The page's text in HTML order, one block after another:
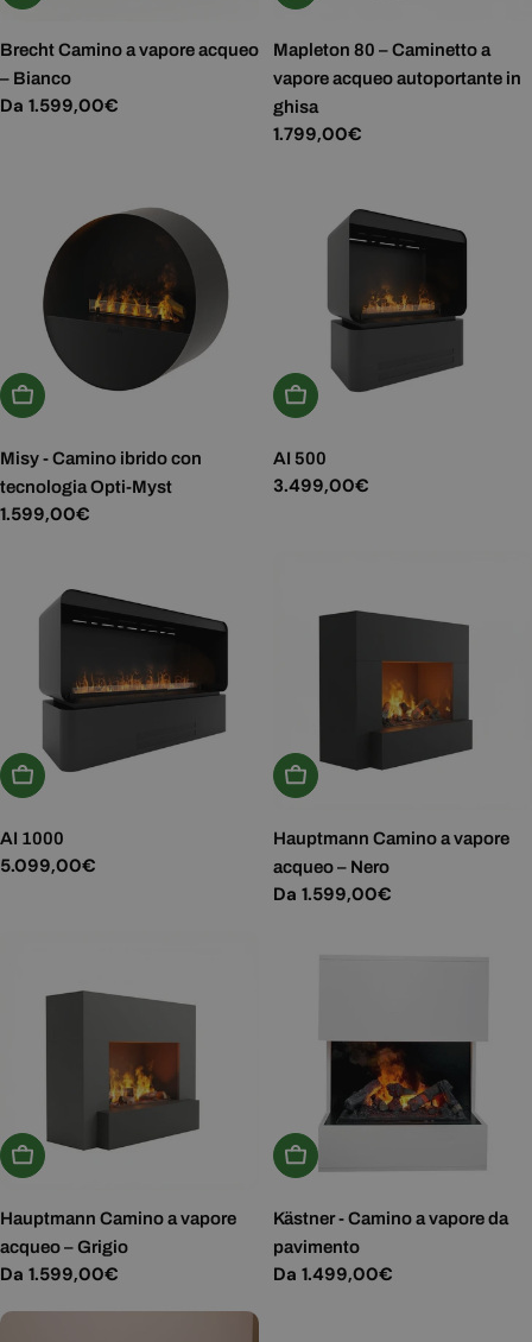
Brecht Camino a vapore acqueo
– Bianco
Prezzo
Da 1.599,00€
Mapleton 80 – Caminetto a
vapore acqueo autoportante in
ghisa
Prezzo
1.799,00€
Aggiungi Al Carrello
Misy - Camino ibrido con
tecnologia Opti-Myst
Prezzo
1.599,00€
Aggiungi Al Carrello
AI 500
Prezzo
3.499,00€
Aggiungi Al Carrello
AI 1000
Prezzo
5.099,00€
Scegli Le Opzioni
Hauptmann Camino a vapore
acqueo – Nero
Prezzo
Da 1.599,00€
Scegli Le Opzioni
Hauptmann Camino a vapore
acqueo – Grigio
Prezzo
Da 1.599,00€
Scegli Le Opzioni
Kästner - Camino a vapore da
pavimento
Prezzo
Da 1.499,00€